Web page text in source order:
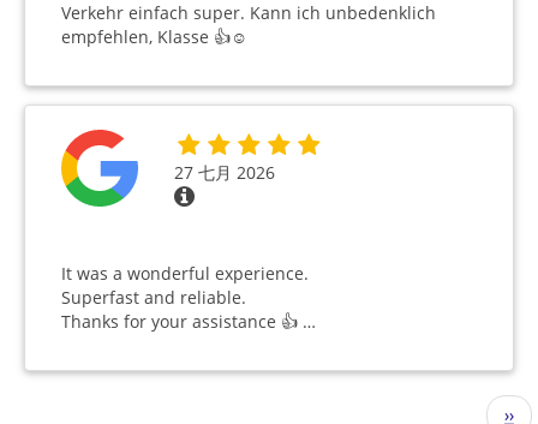
Verkehr einfach super. Kann ich unbedenklich
empfehlen, Klasse 👍☺️
27 七月 2026
It was a wonderful experience.
Superfast and reliable.
Thanks for your assistance 👍 …
下
››